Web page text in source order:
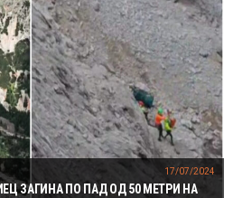
ЗАГИНА ПО ПАД ОД 50 МЕТРИ НА
17/07/2024